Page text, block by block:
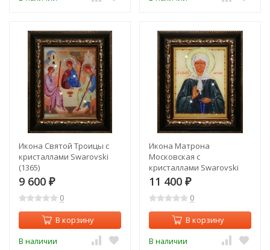
Икона Святой Троицы с
кристаллами Swarovski
(1365)
9 600 ₽
0
В корзину
В наличии
Икона Матрона
Московская с
кристаллами Swarovski
(1369)
11 400 ₽
0
В корзину
В наличии